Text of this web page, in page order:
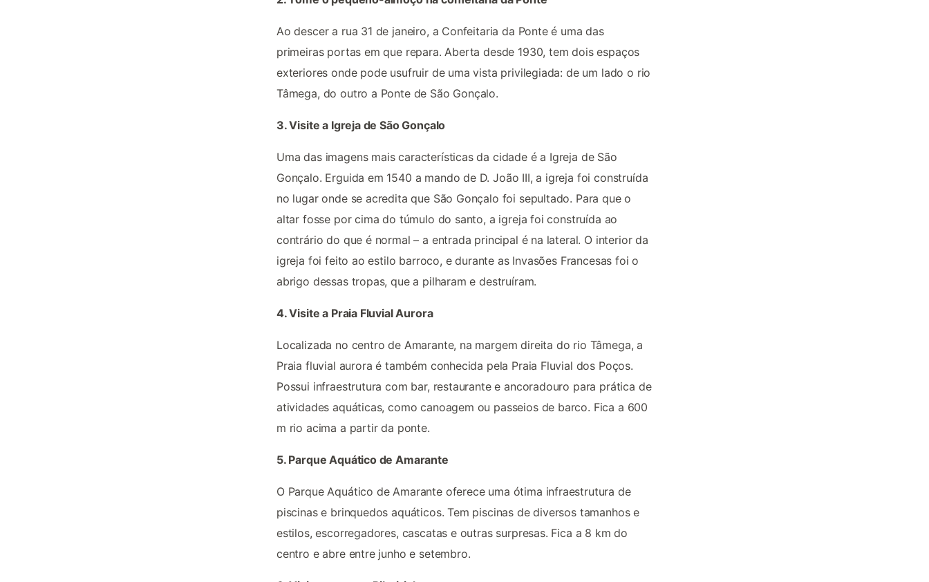
Ao descer a rua 31 de janeiro, a Confeitaria da Ponte é uma das
primeiras portas em que repara. Aberta desde 1930, tem dois espaços
exteriores onde pode usufruir de uma vista privilegiada: de um lado o rio
Tâmega, do outro a Ponte de São Gonçalo.
3. Visite a Igreja de São Gonçalo
Uma das imagens mais características da cidade é a Igreja de São
Gonçalo. Erguida em 1540 a mando de D. João III, a igreja foi construída
no lugar onde se acredita que São Gonçalo foi sepultado. Para que o
altar fosse por cima do túmulo do santo, a igreja foi construída ao
contrário do que é normal – a entrada principal é na lateral. O interior da
igreja foi feito ao estilo barroco, e durante as Invasões Francesas foi o
abrigo dessas tropas, que a pilharam e destruíram.
4. Visite a Praia Fluvial Aurora
Localizada no centro de Amarante, na margem direita do rio Tâmega, a
Praia fluvial aurora é também conhecida pela Praia Fluvial dos Poços.
Possui infraestrutura com bar, restaurante e ancoradouro para prática de
atividades aquáticas, como canoagem ou passeios de barco. Fica a 600
m rio acima a partir da ponte.
5. Parque Aquático de Amarante
O Parque Aquático de Amarante oferece uma ótima infraestrutura de
piscinas e brinquedos aquáticos. Tem piscinas de diversos tamanhos e
estilos, escorregadores, cascatas e outras surpresas. Fica a 8 km do
centro e abre entre junho e setembro.